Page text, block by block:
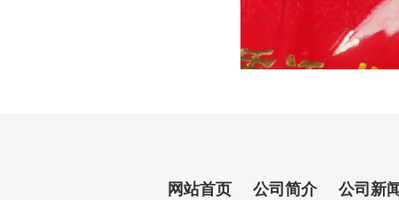
网站首页 公司简介 公司新